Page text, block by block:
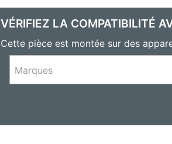
VÉRIFIEZ LA COMPATIBILITÉ
Cette pièce est montée sur des
Marques